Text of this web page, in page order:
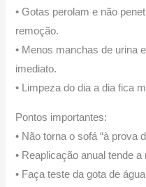
• Gotas perolam e não
remoção.
• Menos manchas de urina
imediato.
• Limpeza do dia a dia fica
Pontos importantes:
• Não torna o sofá “à prova
• Reaplicação anual tende
• Faça teste da gota de